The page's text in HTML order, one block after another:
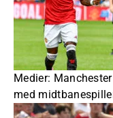
Medier:
med